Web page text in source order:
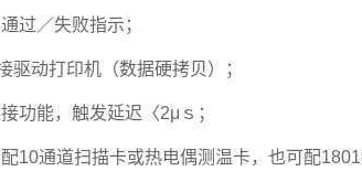
／失败指示；
动打印机（数据硬拷贝）；
能，触发延迟〈2μｓ；
通道扫描卡或热电偶测温卡，也可配1801